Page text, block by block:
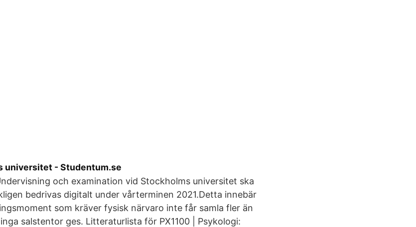
universitet - Studentum.se
och examination vid Stockholms universitet ska
bedrivas digitalt under vårterminen 2021.Detta innebär
som kräver fysisk närvaro inte får samla fler än
salstentor ges. Litteraturlista för PX1100 | Psykologi: